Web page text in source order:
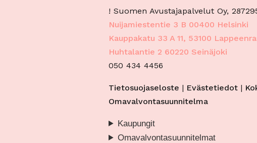
virheiden
tekninen
! Suomen Avustajapalvelut Oy,
Nuijamiestentie 3 B 00400 Helsinki
Kauppakatu 33 A 11, 53100
Huhtalantie 2 60220 Seinäjoki
050 434 4456
Tietosuojaseloste | Evästetiedot |
Omavalvontasuunnitelma
Kaupungit
Omavalvontasuunnitelmat